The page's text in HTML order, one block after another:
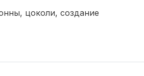
цоколи, создание